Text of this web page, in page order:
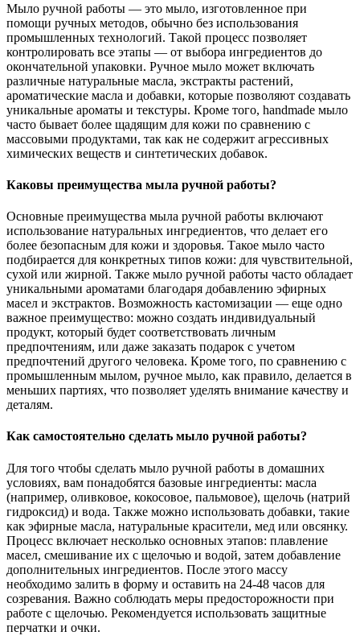
Мыло ручной работы — это мыло, изготовленное при
помощи ручных методов, обычно без использования
промышленных технологий. Такой процесс позволяет
контролировать все этапы — от выбора ингредиентов до
окончательной упаковки. Ручное мыло может включать
различные натуральные масла, экстракты растений,
ароматические масла и добавки, которые позволяют создавать
уникальные ароматы и текстуры. Кроме того, handmade мыло
часто бывает более щадящим для кожи по сравнению с
массовыми продуктами, так как не содержит агрессивных
химических веществ и синтетических добавок.
Каковы преимущества мыла ручной работы?
Основные преимущества мыла ручной работы включают
использование натуральных ингредиентов, что делает его
более безопасным для кожи и здоровья. Такое мыло часто
подбирается для конкретных типов кожи: для чувствительной,
сухой или жирной. Также мыло ручной работы часто обладает
уникальными ароматами благодаря добавлению эфирных
масел и экстрактов. Возможность кастомизации — еще одно
важное преимущество: можно создать индивидуальный
продукт, который будет соответствовать личным
предпочтениям, или даже заказать подарок с учетом
предпочтений другого человека. Кроме того, по сравнению с
промышленным мылом, ручное мыло, как правило, делается в
меньших партиях, что позволяет уделять внимание качеству и
деталям.
Как самостоятельно сделать мыло ручной работы?
Для того чтобы сделать мыло ручной работы в домашних
условиях, вам понадобятся базовые ингредиенты: масла
(например, оливковое, кокосовое, пальмовое), щелочь (натрий
гидроксид) и вода. Также можно использовать добавки, такие
как эфирные масла, натуральные красители, мед или овсянку.
Процесс включает несколько основных этапов: плавление
масел, смешивание их с щелочью и водой, затем добавление
дополнительных ингредиентов. После этого массу
необходимо залить в форму и оставить на 24-48 часов для
созревания. Важно соблюдать меры предосторожности при
работе с щелочью. Рекомендуется использовать защитные
перчатки и очки.